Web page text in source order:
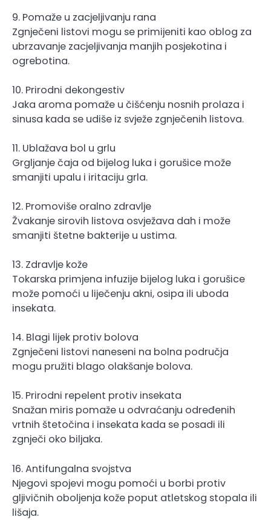
9. Pomaže u zacjeljivanju rana
Zgnječeni listovi mogu se primijeniti kao oblog za
ubrzavanje zacjeljivanja manjih posjekotina i
ogrebotina.
10. Prirodni dekongestiv
Jaka aroma pomaže u čišćenju nosnih prolaza i
sinusa kada se udiše iz svježe zgnječenih listova.
11. Ublažava bol u grlu
Grgljanje čaja od bijelog luka i gorušice može
smanjiti upalu i iritaciju grla.
12. Promoviše oralno zdravlje
Žvakanje sirovih listova osvježava dah i može
smanjiti štetne bakterije u ustima.
13. Zdravlje kože
Tokarska primjena infuzije bijelog luka i gorušice
može pomoći u liječenju akni, osipa ili uboda
insekata.
14. Blagi lijek protiv bolova
Zgnječeni listovi naneseni na bolna područja
mogu pružiti blago olakšanje bolova.
15. Prirodni repelent protiv insekata
Snažan miris pomaže u odvraćanju određenih
vrtnih štetočina i insekata kada se posadi ili
zgnječi oko biljaka.
16. Antifungalna svojstva
Njegovi spojevi mogu pomoći u borbi protiv
gljivičnih oboljenja kože poput atletskog stopala ili
lišaja.